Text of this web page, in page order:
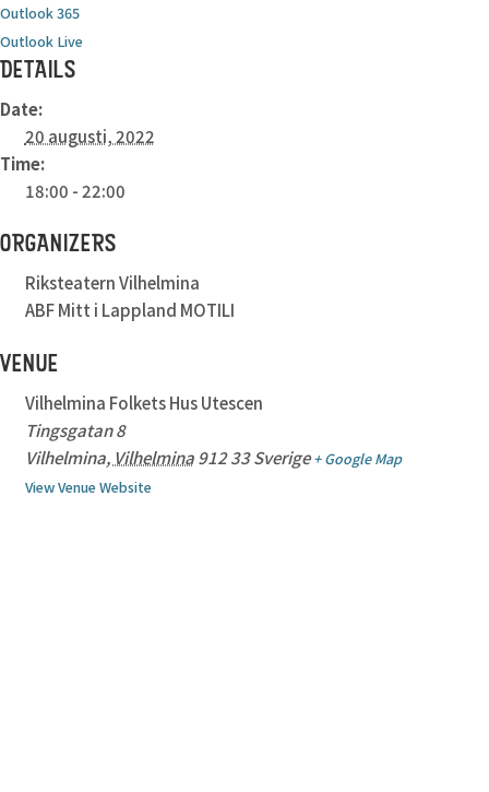
Outlook 365
Outlook Live
DETAILS
Date:
20 augusti, 2022
Time:
18:00 - 22:00
ORGANIZERS
Riksteatern Vilhelmina
ABF Mitt i Lappland MOTILI
VENUE
Vilhelmina Folkets Hus Utescen
Tingsgatan 8
Vilhelmina, Vilhelmina 912 33 Sverige + Google Map
View Venue Website